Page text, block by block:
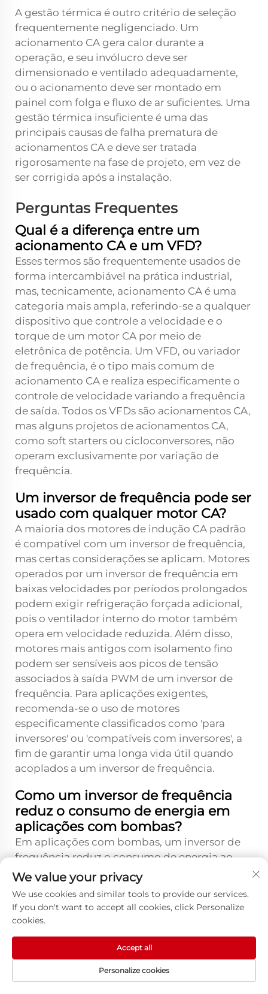
A gestão térmica é outro critério de seleção
frequentemente negligenciado. Um
acionamento CA gera calor durante a
operação, e seu invólucro deve ser
dimensionado e ventilado adequadamente,
ou o acionamento deve ser montado em
painel com folga e fluxo de ar suficientes. Uma
gestão térmica insuficiente é uma das
principais causas de falha prematura de
acionamentos CA e deve ser tratada
rigorosamente na fase de projeto, em vez de
ser corrigida após a instalação.
Perguntas Frequentes
Qual é a diferença entre um
acionamento CA e um VFD?
Esses termos são frequentemente usados de
forma intercambiável na prática industrial,
mas, tecnicamente, acionamento CA é uma
categoria mais ampla, referindo-se a qualquer
dispositivo que controle a velocidade e o
torque de um motor CA por meio de
eletrônica de potência. Um VFD, ou variador
de frequência, é o tipo mais comum de
acionamento CA e realiza especificamente o
controle de velocidade variando a frequência
de saída. Todos os VFDs são acionamentos CA,
mas alguns projetos de acionamentos CA,
como soft starters ou cicloconversores, não
operam exclusivamente por variação de
frequência.
Um inversor de frequência pode ser
usado com qualquer motor CA?
A maioria dos motores de indução CA padrão
é compatível com um inversor de frequência,
mas certas considerações se aplicam. Motores
operados por um inversor de frequência em
baixas velocidades por períodos prolongados
podem exigir refrigeração forçada adicional,
pois o ventilador interno do motor também
opera em velocidade reduzida. Além disso,
motores mais antigos com isolamento fino
podem ser sensíveis aos picos de tensão
associados à saída PWM de um inversor de
frequência. Para aplicações exigentes,
recomenda-se o uso de motores
especificamente classificados como 'para
inversores' ou 'compatíveis com inversores', a
fim de garantir uma longa vida útil quando
acoplados a um inversor de frequência.
Como um inversor de frequência
reduz o consumo de energia em
aplicações com bombas?
Em aplicações com bombas, um inversor de
frequência reduz o consumo de energia ao
permitir que o motor da bomba opere em
uma velocidade compatível com a demanda
real de vazão, em vez de funcionar sempre na
velocidade máxima e regular a saída por meio
da bomba segue a lei do cubo em relação à
velocidade, até mesmo reduções modestas de
velocidade geram grandes economias de
We value your privacy
We use cookies and similar tools to provide our services.
If you don't want to accept all cookies, click Personalize
cookies.
Personalize cookies
Accept all